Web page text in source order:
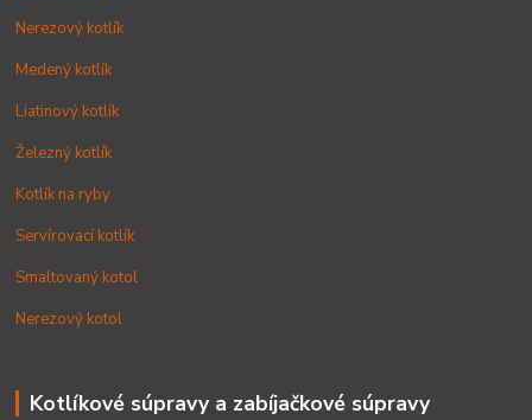
Nerezový kotlík
Medený kotlík
Liatinový kotlík
Železný kotlík
Kotlík na ryby
Servírovací kotlík
Smaltovaný kotol
Nerezový kotol
Kotlíkové súpravy a zabíjačkové súpravy